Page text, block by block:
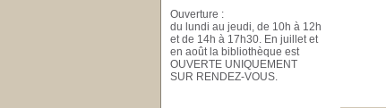
Ouverture :
du lundi au jeudi, de 10h à 12h
et de 14h à 17h30. En juillet et
en août la bibliothèque est
OUVERTE UNIQUEMENT
SUR RENDEZ-VOUS.